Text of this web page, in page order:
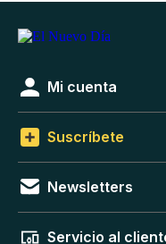
Mi cuenta
Suscríbete
Newsletters
Servicio al